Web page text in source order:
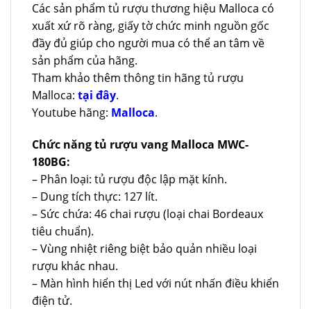
Các sản phẩm tủ rượu thương hiệu Malloca có
xuất xứ rõ ràng, giấy tờ chức minh nguồn gốc
đầy đủ giúp cho người mua có thể an tâm về
sản phẩm của hãng.
Tham khảo thêm thông tin hãng tủ rượu
Malloca: tại đây.
Youtube hãng: Malloca.
Chức năng tủ rượu vang Malloca MWC-
180BG:
– Phân loại: tủ rượu độc lập mặt kính.
– Dung tích thực: 127 lít.
– Sức chứa: 46 chai rượu (loại chai Bordeaux
tiêu chuẩn).
– Vùng nhiệt riêng biệt bảo quản nhiều loại
rượu khác nhau.
– Màn hình hiển thị Led với nút nhấn điều khiển
điện tử.